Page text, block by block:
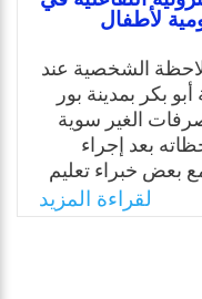
لأطفال
الشخصية عند
بكر بمدينة بور
الغير سوية
بعد إجراء
بعض خبراء تعليم
إلى ضعف
لرياض
لقراءة المزيد